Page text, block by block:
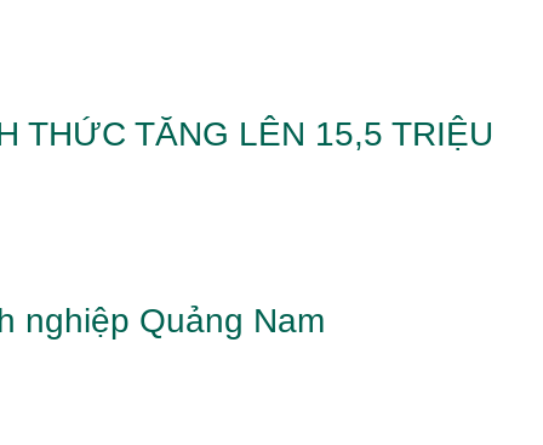
THỨC TĂNG LÊN 15,5 TRIỆU
nghiệp Quảng Nam